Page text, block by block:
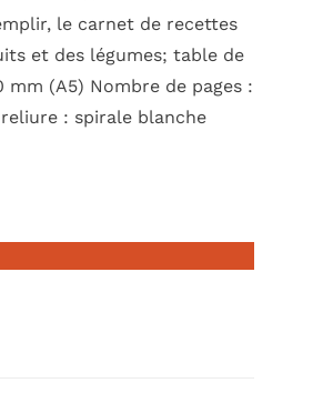
le carnet de recettes
et des légumes; table de
(A5) Nombre de pages :
: spirale blanche